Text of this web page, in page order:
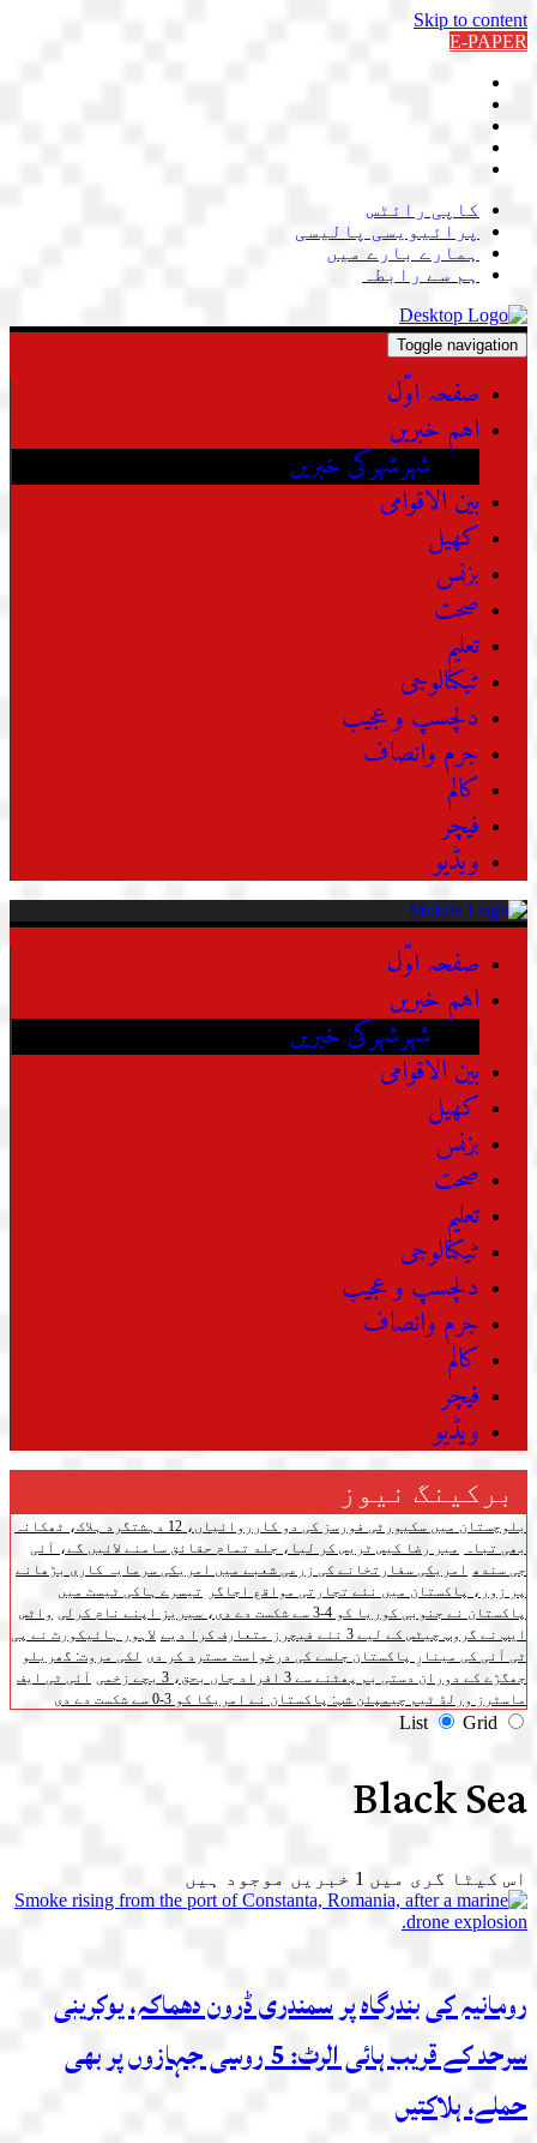
Skip to content
E-PAPER
کاپی رائٹس
پرائیویسی پالیسی
ہمارے بارے میں
ہم سے رابطہ
Toggle navigation
صفحہ اوّل
اہم خبریں
شہرشہرکی خبریں
بین الاقوامی
کھیل
بزنس
صحت
تعلیم
ٹیکنالوجی
دلچسپ و عجیب
جرم وانصاف
کالم
فیچر
ویڈیو
صفحہ اوّل
اہم خبریں
شہرشہرکی خبریں
بین الاقوامی
کھیل
بزنس
صحت
تعلیم
ٹیکنالوجی
دلچسپ و عجیب
جرم وانصاف
کالم
فیچر
ویڈیو
برکینگ نیوز
بلوچستان میں سکیورٹی فورسز کی دو کارروائیاں، 12 دہشتگرد ہلاک، ٹھکانہ
بھی تباہ
میر رضا کیس ٹریس کر لیا، جلد تمام حقائق سامنے لائیں گے، آئی
جی سندھ امریکی سفارتخانے کی زرعی شعبے میں امریکی سرمایہ کاری بڑھانے
پر زور، پاکستان میں نئے تجارتی مواقع اجاگر
تیسرے ہاکی ٹیسٹ میں
پاکستان نے جنوبی کوریا کو 4-3 سے شکست دے دی، سیریز اپنے نام کرلی
واٹس
ایپ نے گروپ چیٹس کے لیے 3 نئے فیچرز متعارف کرا دیے
لاہور ہائیکورٹ نے پی
ٹی آئی کی مینارِ پاکستان جلسے کی درخواست مسترد کر دی لکی مروت: گھریلو
جھگڑے کے دوران دستی بم پھٹنے سے 3 افراد جاں بحق، 3 بچے زخمی
آئی ٹی ایف
ماسٹرز ورلڈ ٹیم چیمپئن شپ: پاکستان نے امریکا کو 3-0 سے شکست دے دی
List Grid
Black Sea
اس کیٹا گری میں 1 خبریں موجود ہیں
رومانیہ کی بندرگاہ پر سمندری ڈرون دھماکہ، یوکرینی
سرحد کے قریب ہائی الرٹ: 5 روسی جہازوں پر بھی
حملے، ہلاکتیں